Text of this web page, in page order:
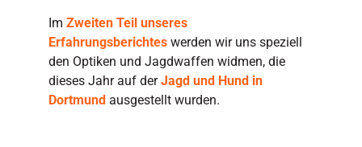
Im Zweiten Teil unseres
Erfahrungsberichteswerden wir uns speziell
den Optiken und Jagdwaffen widmen, die
dieses Jahr auf derJagd und Hund in
Dortmundausgestellt wurden.